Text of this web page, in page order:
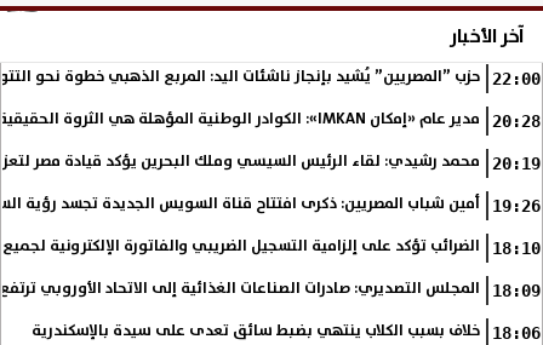
آخر الأخبار
22:00 حزب ”المصريين” يُشيد بإنجاز ناشئات اليد: المربع الذهبي خطوة نحو
20:28 مدير عام «إمكان IMKAN»: الكوادر الوطنية المؤهلة هي الثروة الحقيقية لمستقبل التنمية في مصر
20:19 محمد رشيدي: لقاء الرئيس السيسي وملك البحرين يؤكد قيادة مصر
19:26 أمين شباب المصريين: ذكرى افتتاح قناة السويس الجديدة تجسد رؤية
18:10 الضرائب تؤكد على إلزامية التسجيل الضريبي والفاتورة الإلكترونية
18:09 المجلس التصديري: صادرات الصناعات الغذائية إلى الاتحاد الأوروبي ترتفع 15.4% خلال النصف الأول من
18:06 خلاف بسبب الكلاب ينتهي بضبط سائق تعدى على سيدة بالإسكندرية